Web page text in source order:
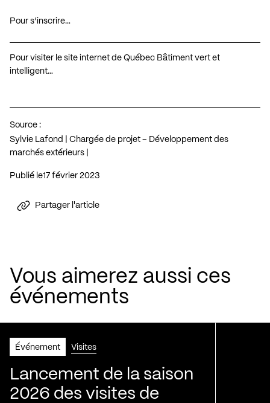
Pour s’inscrire…
Pour visiter le site internet de Québec Bâtiment vert et
intelligent…
Source :
Sylvie Lafond | Chargée de projet – Développement des
marchés extérieurs |
Publié le 17 février 2023
Partager l'article
Vous aimerez aussi ces
événements
Événement Visites
Lancement de la saison
2026 des visites de